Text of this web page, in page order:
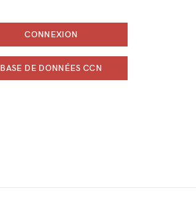
CONNEXION
BASE DE DONNÉES CCN